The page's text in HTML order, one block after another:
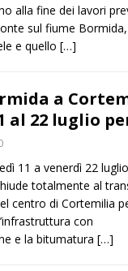
alla fine dei lavori
sul fiume
e quello […]
a
al 22 luglio
11 a venerdì 22
totalmente al
centro di Cortemilia
con
e la bitumatura […]